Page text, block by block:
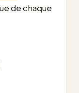
de chaque